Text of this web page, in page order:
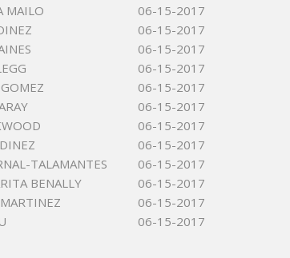
MAILO
06-15-2017
06-15-2017
06-15-2017
06-15-2017
06-15-2017
06-15-2017
06-15-2017
06-15-2017
TALAMANTES
06-15-2017
BENALLY
06-15-2017
06-15-2017
06-15-2017